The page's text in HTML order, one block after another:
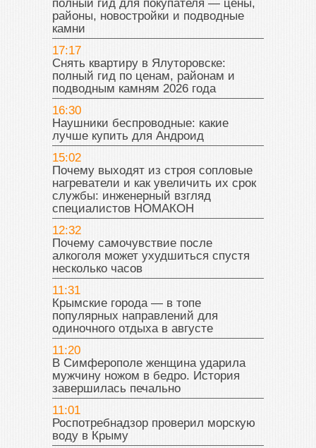
полный гид для покупателя — цены,
районы, новостройки и подводные
камни
17:17
Снять квартиру в Ялуторовске:
полный гид по ценам, районам и
подводным камням 2026 года
16:30
Наушники беспроводные: какие
лучше купить для Андроид
15:02
Почему выходят из строя сопловые
нагреватели и как увеличить их срок
службы: инженерный взгляд
специалистов НОМАКОН
12:32
Почему самочувствие после
алкоголя может ухудшиться спустя
несколько часов
11:31
Крымские города — в топе
популярных направлений для
одиночного отдыха в августе
11:20
В Симферополе женщина ударила
мужчину ножом в бедро. История
завершилась печально
11:01
Роспотребнадзор проверил морскую
воду в Крыму